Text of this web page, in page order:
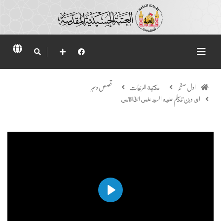
اول صفحہ مكتبة المرئيات قصص وعبر
اي دين تكلم عليه السيد علي الطالقاني
Play